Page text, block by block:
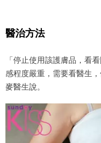
醫治方法
「停止使用該護膚品，看
感程度嚴重，需要看醫生
麥醫生說。